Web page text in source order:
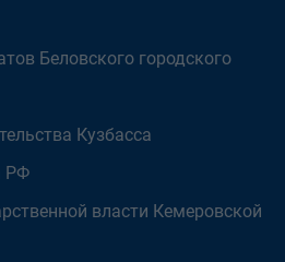
Беловского городского
Кузбасса
РФ
власти Кемеровской